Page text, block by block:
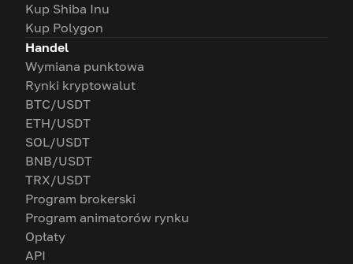
Kup Shiba Inu
Kup Polygon
Handel
Wymiana punktowa
Rynki kryptowalut
BTC/USDT
ETH/USDT
SOL/USDT
BNB/USDT
TRX/USDT
Program brokerski
Program animatorów rynku
Opłaty
API